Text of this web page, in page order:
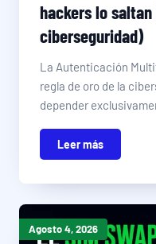
hackers lo
ciberseguridad)
La Autenticación
regla de oro de la
depender
Leer más
Agosto 4, 2026